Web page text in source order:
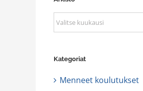
Arkisto
Kategoriat
Menneet koulutukset